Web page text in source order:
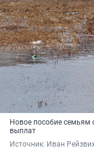
Новое пособие семьям
выплат
Источник: Иван